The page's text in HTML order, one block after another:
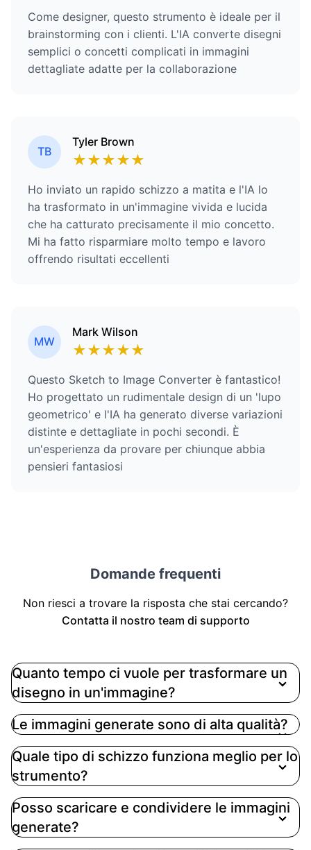
Come designer, questo strumento è ideale per il
brainstorming con i clienti. L'IA converte disegni
semplici o concetti complicati in immagini
dettagliate adatte per la collaborazione
TB
Tyler Brown
★★★★★
Ho inviato un rapido schizzo a matita e l'IA lo
ha trasformato in un'immagine vivida e lucida
che ha catturato precisamente il mio concetto.
Mi ha fatto risparmiare molto tempo e lavoro
offrendo risultati eccellenti
MW
Mark Wilson
★★★★★
Questo Sketch to Image Converter è fantastico!
Ho progettato un rudimentale design di un 'lupo
geometrico' e l'IA ha generato diverse variazioni
distinte e dettagliate in pochi secondi. È
un'esperienza da provare per chiunque abbia
pensieri fantasiosi
Domande frequenti
Non riesci a trovare la risposta che stai cercando?
Contatta il nostro team di supporto
Quanto tempo ci vuole per trasformare un
disegno in un'immagine?
Le immagini generate sono di alta qualità?
Quale tipo di schizzo funziona meglio per lo
strumento?
Posso scaricare e condividere le immagini
generate?